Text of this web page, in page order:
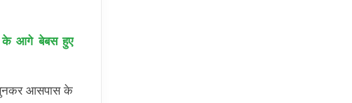
के आगे बेबस हुए
सुनकर आसपास के